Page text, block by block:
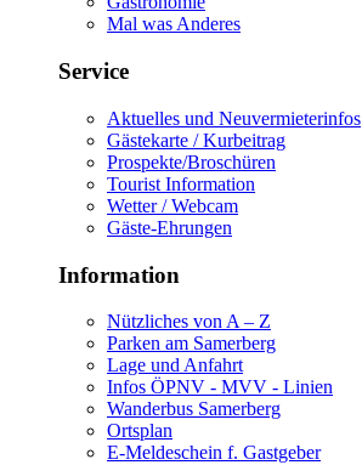
Mal was Anderes
Service
Aktuelles und Neuvermieterinfos
Gästekarte / Kurbeitrag
Prospekte/Broschüren
Tourist Information
Wetter / Webcam
Gäste-Ehrungen
Information
Nützliches von A – Z
Parken am Samerberg
Lage und Anfahrt
Infos ÖPNV - MVV - Linien
Wanderbus Samerberg
Ortsplan
E-Meldeschein f. Gastgeber